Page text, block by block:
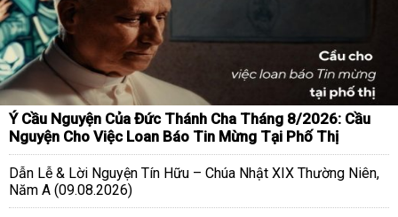
Ý Cầu Nguyện Của Đức Thánh Cha Tháng 8/2026: Cầu
Nguyện Cho Việc Loan Báo Tin Mừng Tại Phố Thị
Dẫn Lễ & Lời Nguyện Tín Hữu – Chúa Nhật XIX Thường Niên,
Năm A (09.08.2026)